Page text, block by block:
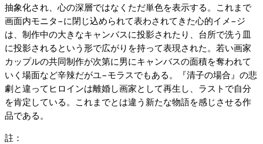
抽象化され、心の深層ではなくただ単色を表示する。これまで
画面内モニタ−に閉じ込められて表わされてきた心的イメ−ジ
は、制作中の大きなキャンバスに投影されたり、台所で洗う皿
に投影されるという形で広がりを持って表現された。若い画家
カップルの共同制作が次第に男にキャンバスの面積を奪われて
いく場面など辛辣だがユ−モラスでもある。『清子の場合』の悲
劇と違ってヒロインは離婚し画家として再生し、ラストで自分
を肯定している。これまでとは違う新たな物語を感じさせる作
品である。
註：